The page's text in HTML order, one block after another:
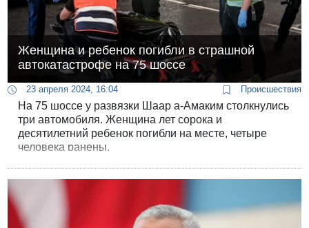
Женщина и ребенок погибли в страшной
автокатастрофе на 75 шоссе
23 апреля 2024, 16:04 Происшествия
На 75 шоссе у развязки Шаар а-Амаким столкнулись
три автомобиля. Женщина лет сорока и
десятилетний ребенок погибли на месте, четыре
человека ранены.